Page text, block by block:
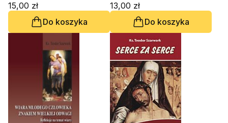
15,00 zł
Do koszyka
13,00 zł
Do koszyka